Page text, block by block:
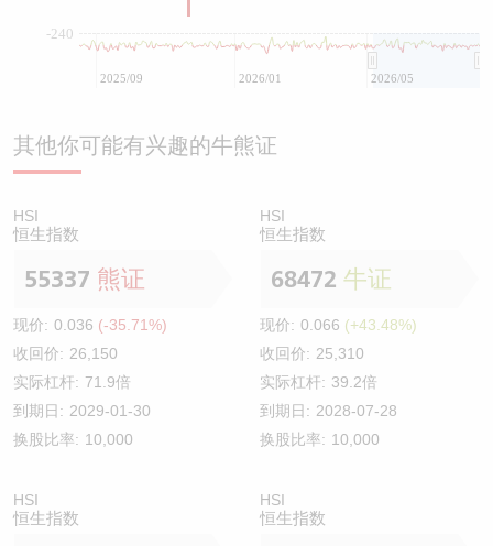
-240
2025/09 2026/01 2026/05
其他你可能有兴趣的牛熊证
HSI
恒生指数
55337 熊证
现价: 0.036 (-35.71%)
收回价: 26,150
实际杠杆: 71.9倍
到期日: 2029-01-30
换股比率: 10,000
HSI
恒生指数
68472 牛证
现价: 0.066 (+43.48%)
收回价: 25,310
实际杠杆: 39.2倍
到期日: 2028-07-28
换股比率: 10,000
HSI
恒生指数
HSI
恒生指数